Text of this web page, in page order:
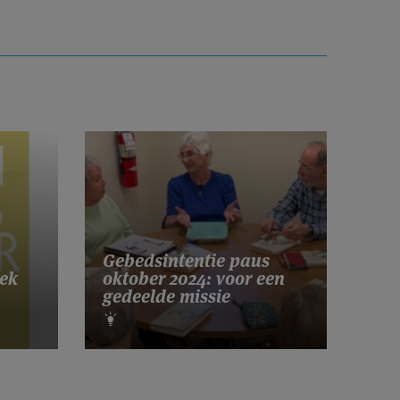
Gebedsintentie paus
oktober 2024: voor een
gedeelde missie